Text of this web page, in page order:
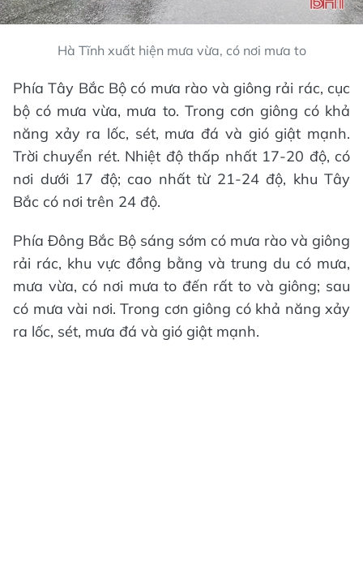
Hà Tĩnh xuất hiện mưa vừa, có nơi mưa to
Phía Tây Bắc Bộ có mưa rào và giông rải rác, cục
bộ có mưa vừa, mưa to. Trong cơn giông có khả
năng xảy ra lốc, sét, mưa đá và gió giật mạnh.
Trời chuyển rét. Nhiệt độ thấp nhất 17-20 độ, có
nơi dưới 17 độ; cao nhất từ 21-24 độ, khu Tây
Bắc có nơi trên 24 độ.
Phía Đông Bắc Bộ sáng sớm có mưa rào và giông
rải rác, khu vực đồng bằng và trung du có mưa,
mưa vừa, có nơi mưa to đến rất to và giông; sau
có mưa vài nơi. Trong cơn giông có khả năng xảy
ra lốc, sét, mưa đá và gió giật mạnh.